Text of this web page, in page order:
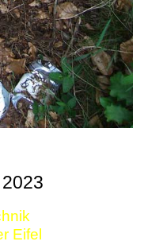
Eifel